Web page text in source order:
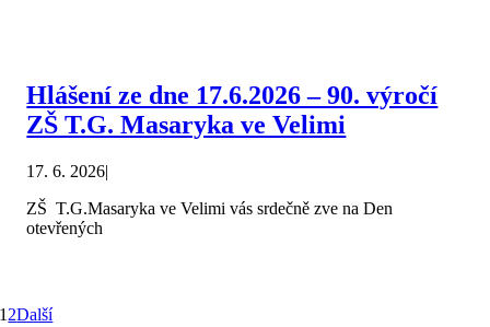
Hlášení ze dne 17.6.2026 – 90. výročí
ZŠ T.G. Masaryka ve Velimi
17. 6. 2026|
ZŠ T.G.Masaryka ve Velimi vás srdečně zve na Den
otevřených
1 2Další